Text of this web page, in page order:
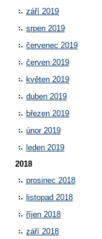
září 2019
srpen 2019
červenec 2019
červen 2019
květen 2019
duben 2019
březen 2019
únor 2019
leden 2019
2018
prosinec 2018
listopad 2018
říjen 2018
září 2018